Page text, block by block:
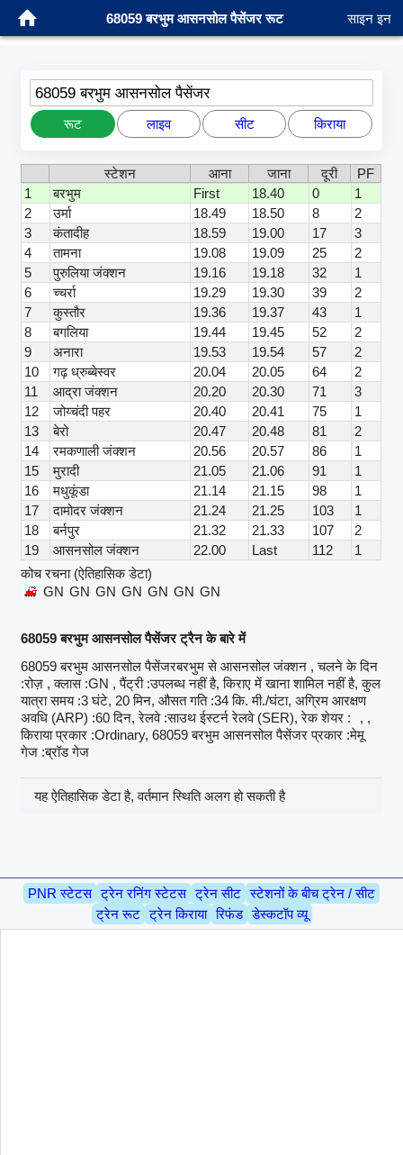
68059 बरभुम आसनसोल पैसेंजर रूट साइन इन
68059 बरभुम आसनसोल पैसेंजर
रूट लाइव सीट किराया
स्टेशन आना जाना दूरी
PF
1
बरभुम First 18.40 0
1
2
उर्मा 18.49 18.50 8
2
3
कंतादीह 18.59 19.00 17
3
4
तामना 19.08 19.09 25
2
5
पुरुलिया जंक्शन 19.16 19.18 32
1
6
च्चर्रा 19.29 19.30 39
2
7
कुस्तौर 19.36 19.37 43
1
8
बगलिया 19.44 19.45 52
2
9
अनारा 19.53 19.54 57
2
10
गढ़ ध्रुब्बेस्वर 20.04 20.05 64
2
11
आद्रा जंक्शन 20.20 20.30 71
3
12
जोय्चंदी पहर 20.40 20.41 75
1
13
बेरो 20.47 20.48 81
2
14
रमकणाली जंक्शन 20.56 20.57 86
1
15
मुरादी 21.05 21.06 91
1
16
मधुकूंडा 21.14 21.15 98
1
17
दामोदर जंक्शन 21.24 21.25 103
1
18
बर्नपुर 21.32 21.33 107
2
19
आसनसोल जंक्शन 22.00 Last 112
1
कोच रचना (ऐतिहासिक डेटा)
GN GN GN GN GN GN GN
68059 बरभुम आसनसोल पैसेंजर ट्रैन के बारे में
68059 बरभुम आसनसोल पैसेंजरबरभुम से आसनसोल जंक्शन , चलने के दिन
:रोज़ , क्लास :GN , पैंट्री :उपलब्ध नहीं है, किराए में खाना शामिल नहीं है, कुल
यात्रा समय :3 घंटे, 20 मिन, औसत गति :34 कि. मी./घंटा, अग्रिम आरक्षण
अवधि (ARP) :60 दिन, रेलवे :साउथ ईस्टर्न रेलवे (SER), रेक शेयर :
, ,
किराया प्रकार :Ordinary, 68059 बरभुम आसनसोल पैसेंजर प्रकार :मेमू
गेज :ब्रॉड गेज
यह ऐतिहासिक डेटा है, वर्तमान स्थिति अलग हो सकती है
PNR स्टेटस ट्रेन रनिंग स्टेटस ट्रेन सीट स्टेशनों के बीच ट्रेन / सीट
ट्रेन रूट ट्रेन किराया रिफंड डेस्कटॉप व्यू